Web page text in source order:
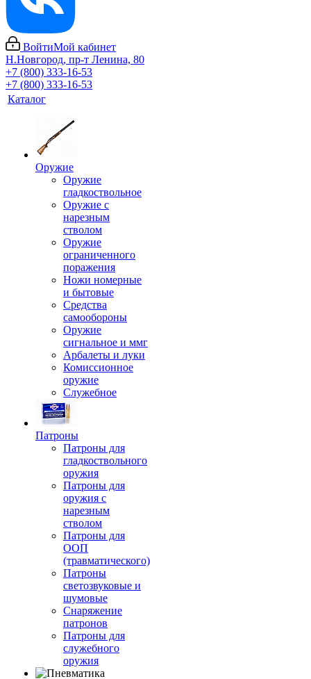
ВойтиМой кабинет
Н.Новгород, пр-т Ленина, 80
+7 (800) 333-16-53
+7 (800) 333-16-53
Каталог
Оружие
Оружие
гладкоствольное
Оружие с
нарезным
стволом
Оружие
ограниченного
поражения
Ножи номерные
и бытовые
Средства
самообороны
Оружие
сигнальное и ммг
Арбалеты и луки
Комиссионное
оружие
Служебное
Патроны
Патроны для
гладкоствольного
оружия
Патроны для
оружия с
нарезным
стволом
Патроны для
ООП
(травматического)
Патроны
светозвуковые и
шумовые
Снаряжение
патронов
Патроны для
служебного
оружия